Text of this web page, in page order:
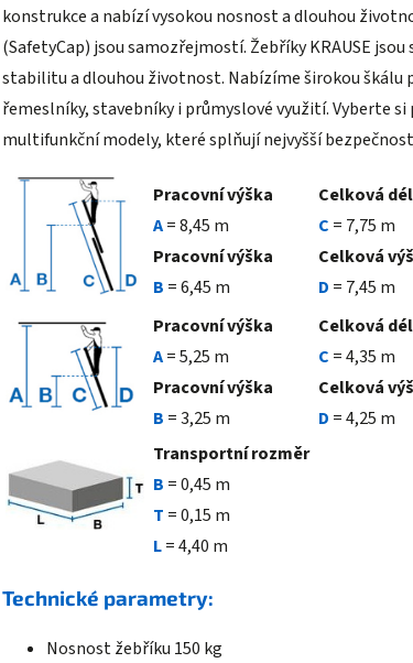
konstrukce a nabízí vysokou nosnost a dlouhou
(SafetyCap) jsou samozřejmostí. Žebříky KRAUSE
stabilitu a dlouhou životnost. Nabízíme širokou
řemeslníky, stavebníky i průmyslové využití. Vyberte si
multifunkční modely, které splňují nejvyšší
Pracovní výška
A= 8,45 m
Pracovní výška
B = 6,45 m
Celková
C = 7,75 m
Celková
D = 7,45 m
Pracovní výška
A= 5,25 m
Pracovní výška
B = 3,25 m
Celková
C = 4,35 m
Celková
D = 4,25 m
Transportní rozměr
B =0,45 m
T =0,15 m
L= 4,40 m
Technické parametry:
Nosnost žebříku 150 kg